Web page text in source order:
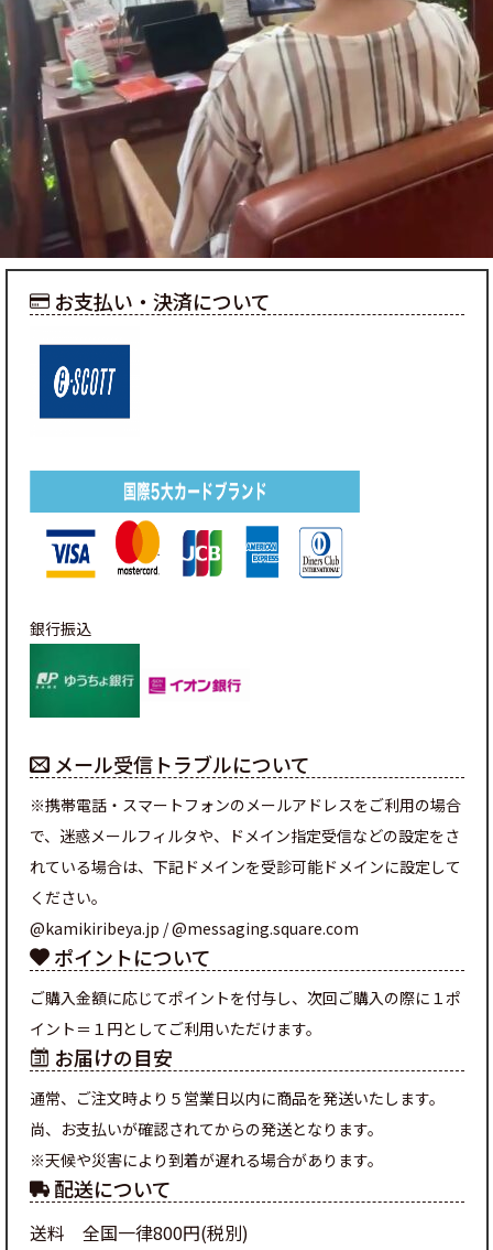
お支払い・決済について
銀行振込
メール受信トラブルについて
※携帯電話・スマートフォンのメールアドレスをご利用の場合
で、迷惑メールフィルタや、ドメイン指定受信などの設定をさ
れている場合は、下記ドメインを受診可能ドメインに設定して
ください。
@kamikiribeya.jp / @messaging.square.com
ポイントについて
ご購入金額に応じてポイントを付与し、次回ご購入の際に１ポ
イント＝１円としてご利用いただけます。
お届けの目安
通常、ご注文時より５営業日以内に商品を発送いたします。
尚、お支払いが確認されてからの発送となります。
※天候や災害により到着が遅れる場合があります。
配送について
送料 全国一律800円(税別)